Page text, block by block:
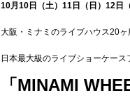
10月10日（土）11日（日）12日
大阪・ミナミのライブハウス20
日本最大級のライブショーケース
「MINAMI